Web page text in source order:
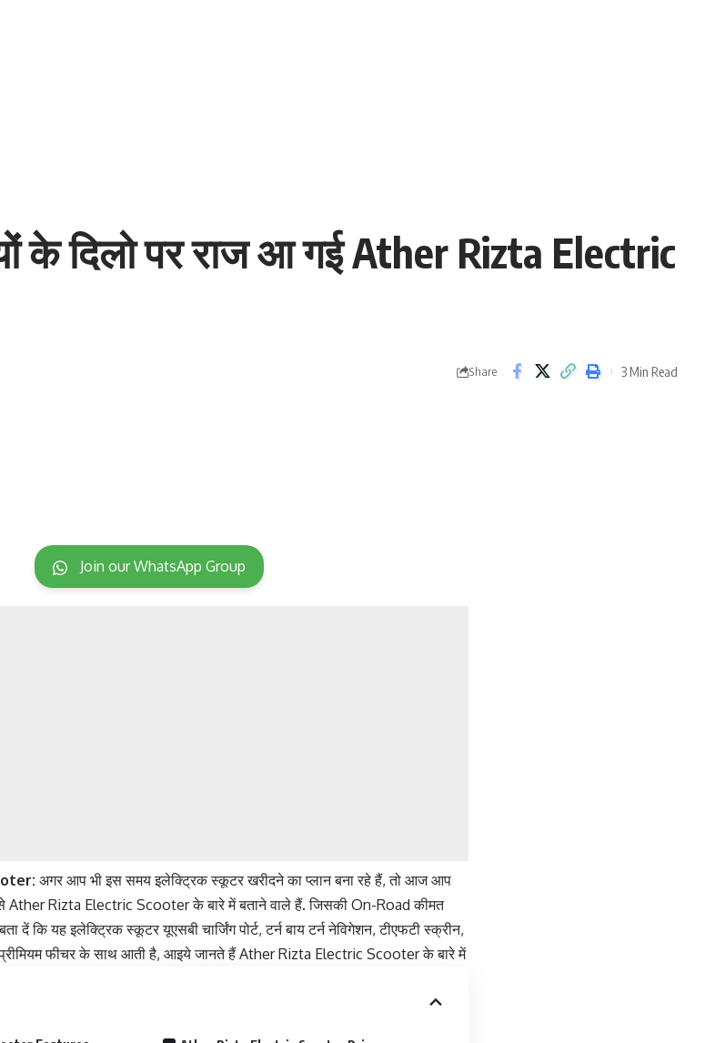
के दिलो पर राज आ गई Ather Rizta Electric
Share 3 Min Read
Join our WhatsApp Group
अगर आप भी इस समय इलेक्ट्रिक स्कूटर खरीदने का प्लान बना रहे हैं, तो आज आप
Ather Rizta Electric Scooter के बारे में बताने वाले हैं. जिसकी On-Road कीमत
कि यह इलेक्ट्रिक स्कूटर यूएसबी चार्जिंग पोर्ट, टर्न बाय टर्न नेविगेशन, टीएफटी स्क्रीन,
फीचर के साथ आती है, आइये जानते हैं Ather Rizta Electric Scooter के बारे में